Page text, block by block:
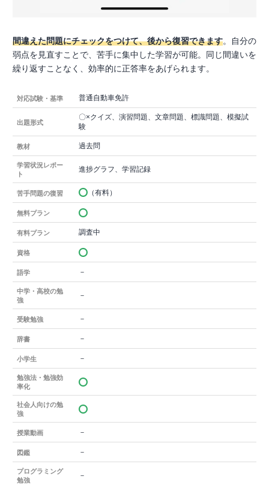
間違えた問題にチェックをつけて、後から復習できます。自分の
弱点を見直すことで、苦手に集中した学習が可能。同じ間違いを
繰り返すことなく、効率的に正答率をあげられます。
対応試験・基準 普通自動車免許
出題形式
〇×クイズ、演習問題、文章問題、標識問題、模擬試
験
教材 過去問
学習状況レポー
ト
進捗グラフ、学習記録
苦手問題の復習 （有料）
無料プラン
有料プラン 調査中
資格
語学 －
中学・高校の勉
強
－
受験勉強 －
辞書 －
小学生 －
勉強法・勉強効
率化
社会人向けの勉
強
授業動画 －
図鑑 －
プログラミング
勉強
－